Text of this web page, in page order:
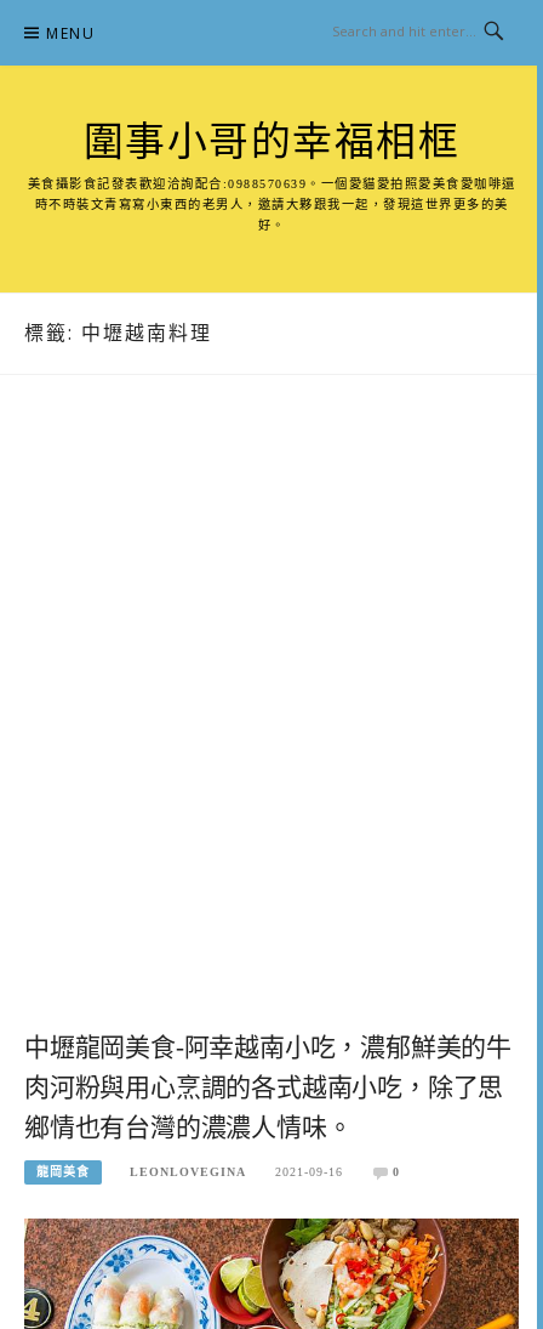
content
MENU
圍事小哥的幸福相框
美食攝影食記發表歡迎洽詢配合:0988570639。一個愛貓愛拍照愛美食愛咖啡還
時不時裝文青寫寫小東西的老男人，邀請大夥跟我一起，發現這世界更多的美
好。
標籤: 中壢越南料理
中壢龍岡美食-阿幸越南小吃，濃郁鮮美的牛
肉河粉與用心烹調的各式越南小吃，除了思
鄉情也有台灣的濃濃人情味。
龍岡美食 LEONLOVEGINA 2021-09-16 0